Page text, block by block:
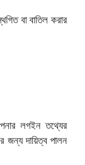
বা বাতিল করার
লগইন তথ্যের
জন্য দায়িত্ব পালন